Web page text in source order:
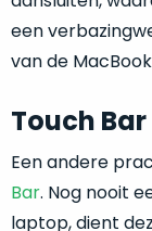
een
van de
Touch Bar
Een andere
Bar. Nog nooit
laptop, dient
nieuw
te
een
waar
–
wij
er
van
hebben
verkocht.